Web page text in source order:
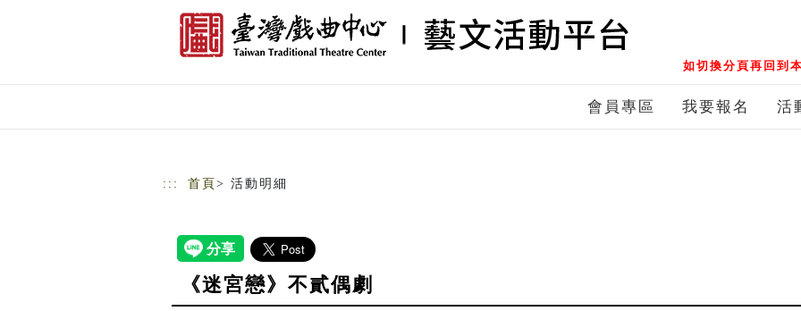
如切換分頁再回到
會員專區 我要報名 活
::: 首頁 > 活動明細
《迷宮戀》不貳偶劇